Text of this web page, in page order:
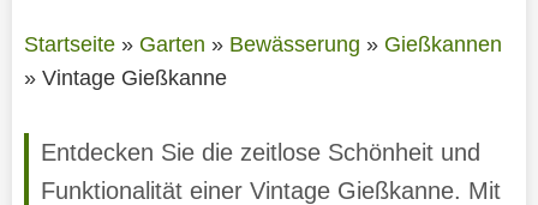
Startseite» Garten » Bewässerung » Gießkannen
» Vintage Gießkanne
Entdecken Sie die zeitlose Schönheit und
Funktionalität einer Vintage Gießkanne. Mit